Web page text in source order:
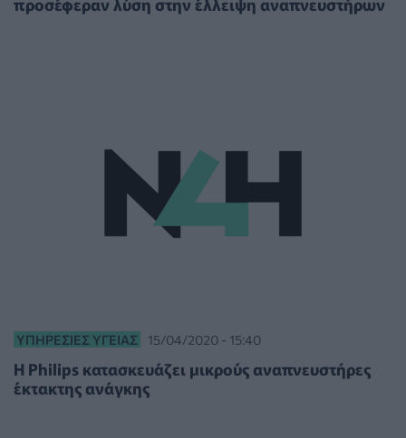
ΥΠΗΡΕΣΊΕΣ ΥΓΕΊΑΣ 15/04/2020 - 15:40
Η Philips κατασκευάζει μικρούς αναπνευστήρες
έκτακτης ανάγκης